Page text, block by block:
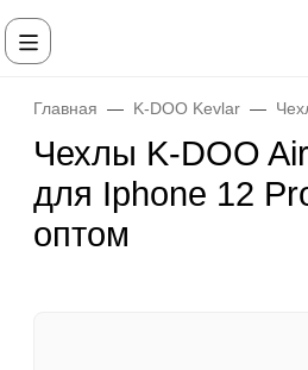
Главная K-DOO Kevlar
Чехлы K-DOO
для Iphone 12
оптом